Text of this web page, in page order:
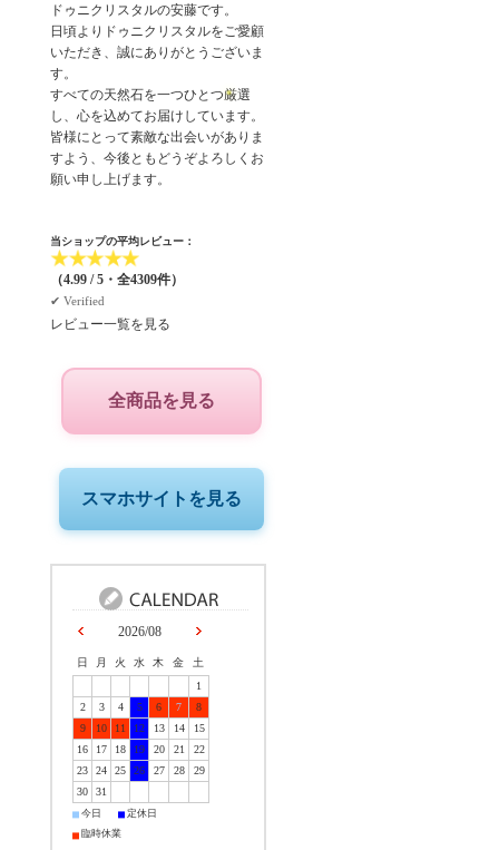
ドゥニクリスタルの安藤です。
日頃よりドゥニクリスタルをご愛顧
いただき、誠にありがとうございま
す。
すべての天然石を一つひとつ厳選
し、心を込めてお届けしています。
皆様にとって素敵な出会いがありま
すよう、今後ともどうぞよろしくお
願い申し上げます。
当ショップの平均レビュー：
★★★★★
（4.99 / 5・全4309件）
✔︎ Verified
レビュー一覧を見る
全商品を見る
スマホサイトを見る
2026/08
日 月 火 水 木 金
土
1
2
3 4 5 6 7
8
9
10 11 12 13 14
15
16
17 18 19 20 21
22
23
24 25 26 27 28
29
30
31
■ 今日 ■ 定休日
■ 臨時休業